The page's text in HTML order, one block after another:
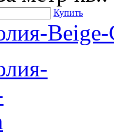
Купить
Beige-